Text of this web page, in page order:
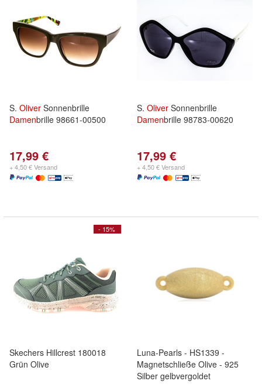
S. Oliver Sonnenbrille
Damenbrille 98661-00500
17,99 €
+ 4,50 € Versand
S. Oliver Sonnenbrille
Damenbrille 98783-00620
17,99 €
+ 4,50 € Versand
- 15%
Skechers Hillcrest 180018
Grün Olive
Luna-Pearls - HS1339 -
Magnetschließe Olive - 925
Silber gelbvergoldet